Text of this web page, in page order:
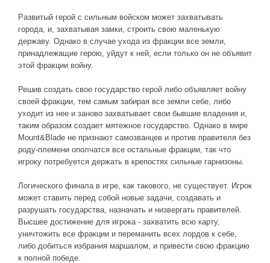
Развитый герой с сильным войском может захватывать
города, и, захватывая замки, строить свою маленькую
державу. Однако в случае ухода из фракции все земли,
принадлежащие герою, уйдут к ней, если только он не объявит
этой фракции войну.
Решив создать свое государство герой либо объявляет войну
своей фракции, тем самым забирая все земли себе, либо
уходит из нее и заново захватывает свои бывшие владения и,
таким образом создает мятежное государство. Однако в мире
Mount&Blade не признают самозванцев и против правителя без
роду-племени ополчатся все остальные фракции, так что
игроку потребуется держать в крепостях сильные гарнизоны.
Логического финала в игре, как такового, не существует. Игрок
может ставить перед собой новые задачи, создавать и
разрушать государства, назначать и низвергать правителей.
Высшее достижение для игрока - захватить всю карту,
уничтожить все фракции и переманить всех лордов к себе,
либо добиться избрания маршалом, и привести свою фракцию
к полной победе.